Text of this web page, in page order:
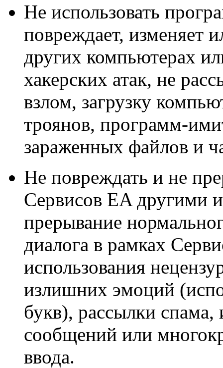
Не использовать
повреждает, изменяет
других компьютерах
хакерских атак, не
взлом, загрузку
троянов, программ-
зараженных файлов и
Не повреждать и не
Сервисов EA другими
прерывание
диалога в рамках
использования
излишних эмоций
букв), рассылки спама,
сообщений или
ввода.